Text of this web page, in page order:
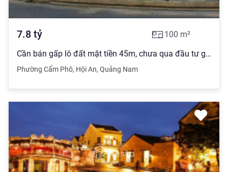
7.8 tỷ 100 m²
Cần bán gấp lô đất mặt tiền 45m, chưa qua đầu tư gần phố cổ Hội An
Phường Cẩm Phô, Hội An, Quảng Nam